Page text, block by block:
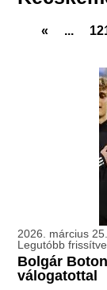
« ...
2026. március
Legutóbb
Bolgár
válogatottal